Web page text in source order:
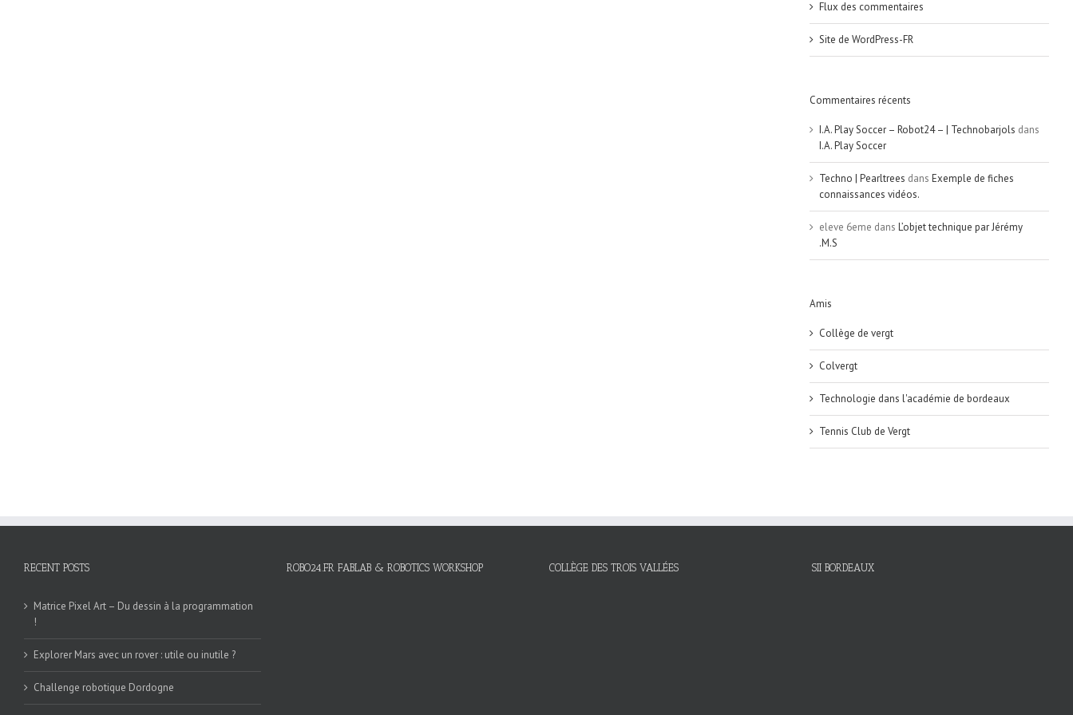
Flux des commentaires
Site de WordPress-FR
Commentaires récents
I.A. Play Soccer – Robot24 – | Technobarjols dans
I.A. Play Soccer
Techno | Pearltrees dans Exemple de fiches
connaissances vidéos.
eleve 6eme dans L’objet technique par Jérémy
.M.S
Amis
Collège de vergt
Colvergt
Technologie dans l'académie de bordeaux
Tennis Club de Vergt
RECENT POSTS
Matrice Pixel Art – Du dessin à la programmation
!
Explorer Mars avec un rover : utile ou inutile ?
Challenge robotique Dordogne
ROBO24.FR FABLAB & ROBOTICS WORKSHOP COLLÈGE DES TROIS VALLÉES SII BORDEAUX